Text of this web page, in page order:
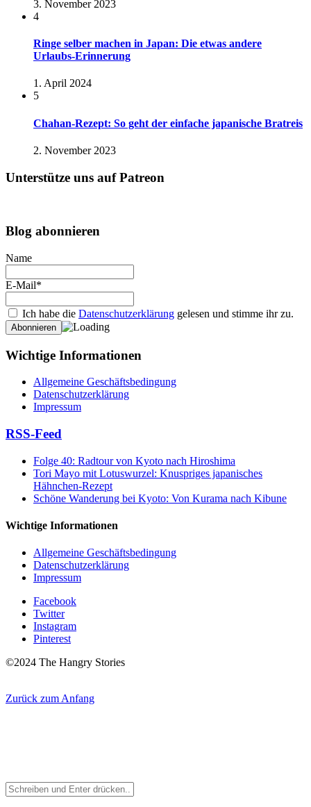
3. November 2023
4
Ringe selber machen in Japan: Die etwas andere
Urlaubs-Erinnerung
1. April 2024
5
Chahan-Rezept: So geht der einfache japanische Bratreis
2. November 2023
Unterstütze uns auf Patreon
Blog abonnieren
Name
E-Mail*
Ich habe die Datenschutzerklärung gelesen und stimme ihr zu.
Wichtige Informationen
Allgemeine Geschäftsbedingung
Datenschutzerklärung
Impressum
RSS-Feed
Folge 40: Radtour von Kyoto nach Hiroshima
Tori Mayo mit Lotuswurzel: Knuspriges japanisches
Hähnchen-Rezept
Schöne Wanderung bei Kyoto: Von Kurama nach Kibune
Wichtige Informationen
Allgemeine Geschäftsbedingung
Datenschutzerklärung
Impressum
Facebook
Twitter
Instagram
Pinterest
©2024 The Hangry Stories
Zurück zum Anfang